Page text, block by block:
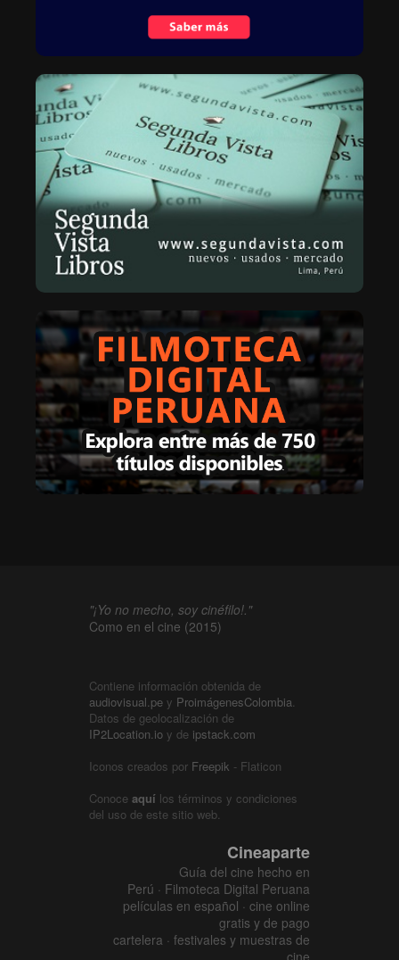
"¡Yo no mecho, soy cinéfilo!."
Como en el cine (2015)
Contiene información obtenida de
audiovisual.pe y ProimágenesColombia.
Datos de geolocalización de
IP2Location.io y de ipstack.com
Iconos creados por Freepik - Flaticon
Conoce aquí los términos y condiciones
del uso de este sitio web.
Cineaparte
Guía del cine hecho en
Perú · Filmoteca Digital Peruana
películas en español · cine online
gratis y de pago
cartelera · festivales y muestras de